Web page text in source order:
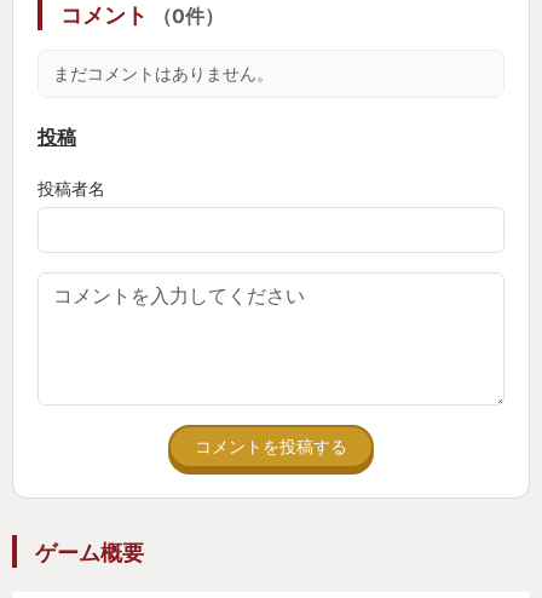
◯宇宙船要素
マ、カッコよさや形状を優先するかどうか、何時間
さらに、宇宙船の製造会社は複数あり、会社によっ
的」などなど。
に、離着陸のたび、戦闘のたびに見とれる。
◯謎の存在スターボーン
謎の物体を追う中で遭遇する異形の船で現れる宇宙
人的存在（スターボーン）の脅威にうち震え、その
正体にせまるストーリー
コメント （0件）
まだコメントはありません。
投稿
投稿者名
コメントを投稿する
ゲーム概要